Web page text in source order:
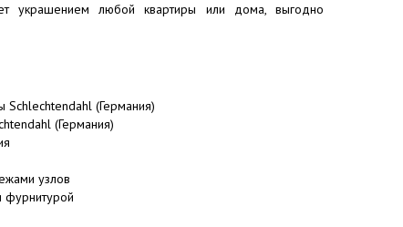
украшением любой квартиры или дома, выгодно
(Германия)
(Германия)
узлов
фурнитурой